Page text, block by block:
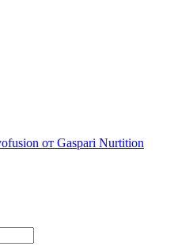
от Gaspari Nurtition